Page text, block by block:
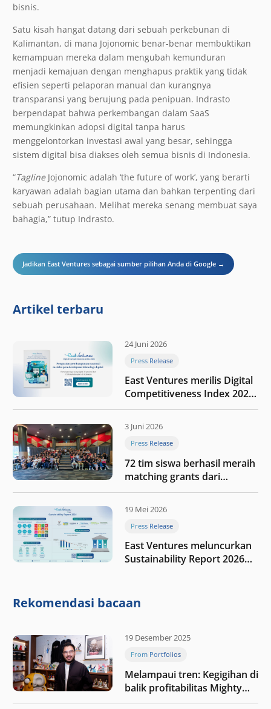
bisnis.
Satu kisah hangat datang dari sebuah perkebunan di
Kalimantan, di mana Jojonomic benar-benar membuktikan
kemampuan mereka dalam mengubah kemunduran
menjadi kemajuan dengan menghapus praktik yang tidak
efisien seperti pelaporan manual dan kurangnya
transparansi yang berujung pada penipuan. Indrasto
berpendapat bahwa perkembangan dalam SaaS
memungkinkan adopsi digital tanpa harus
menggelontorkan investasi awal yang besar, sehingga
sistem digital bisa diakses oleh semua bisnis di Indonesia.
“TaglineJojonomic adalah ‘the future of work’, yang berarti
karyawan adalah bagian utama dan bahkan terpenting dari
sebuah perusahaan. Melihat mereka senang membuat saya
bahagia,” tutup Indrasto.
Jadikan East Ventures sebagai sumber pilihan Anda di Google →
Artikel terbaru
24 Juni 2026
Press Release
East Ventures merilis Digital
Competitiveness Index 2026,
menyoroti fase transformasi
digital Indonesia selanjutnya
3 Juni 2026
Press Release
72 tim siswa berhasil meraih
matching grants dari
program My First $1000
19 Mei 2026
Press Release
East Ventures meluncurkan
Sustainability Report 2026
nilai melalui kedisiplinan”
Rekomendasi bacaan
19 Desember 2025
From Portfolios
Melampaui tren: Kegigihan di
balik profitabilitas Mighty
Jaxx